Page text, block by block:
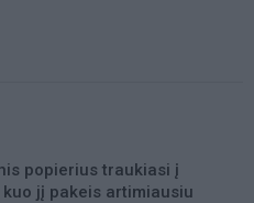
popierius traukiasi į
jį pakeis artimiausiu